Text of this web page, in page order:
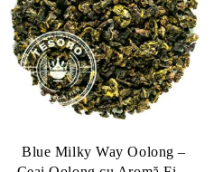
Blue Milky Way Oolong –